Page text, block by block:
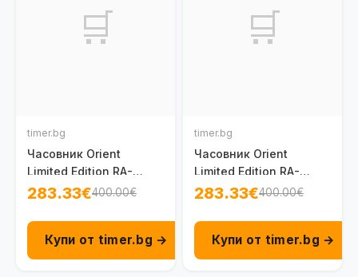
🛒
timer.bg
Часовник Orient
Limited Edition RA-
AC0R05E
283.33€400.00€
Купи от timer.bg →
🛒
timer.bg
Часовник Orient
Limited Edition RA-
AC0R08Y
283.33€400.00€
Купи от timer.bg →